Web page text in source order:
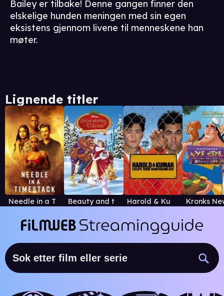
Bailey er tilbake! Denne gangen finner den
elskelige hunden meningen med sin egen
eksistens gjennom livene til menneskene han
møter.
Lignende titler
Needle in a Timestack Beauty and the Beast: The Enchanted Christmas Harold & Kumar Escape From Guantanamo Bay